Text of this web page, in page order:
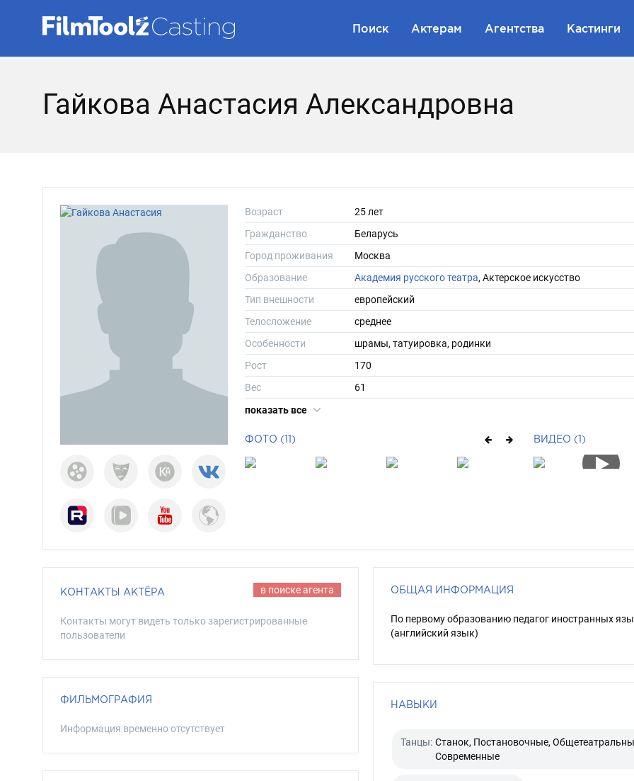
Поиск Актерам Агентства Кастинги
Гайкова Анастасия Александровна
Возраст
25 лет
Гражданство
Беларусь
Город проживания
Москва
Образование
Академия русского театра, Актерское искусство
Тип внешности
европейский
Телосложение
среднее
Особенности
шрамы, татуировка, родинки
Рост
170
Вес
61
Размер одежды
показать все
ФОТО (11) ВИДЕО (1)
КОНТАКТЫ АКТЁРА в поиске агента
Контакты могут видеть только зарегистрированные
пользователи
ФИЛЬМОГРАФИЯ
Информация временно отсутствует
ОБЩАЯ ИНФОРМАЦИЯ
По первому образованию педагог иностранных
(английский язык)
НАВЫКИ
Танцы: Станок, Постановочные,
Современные